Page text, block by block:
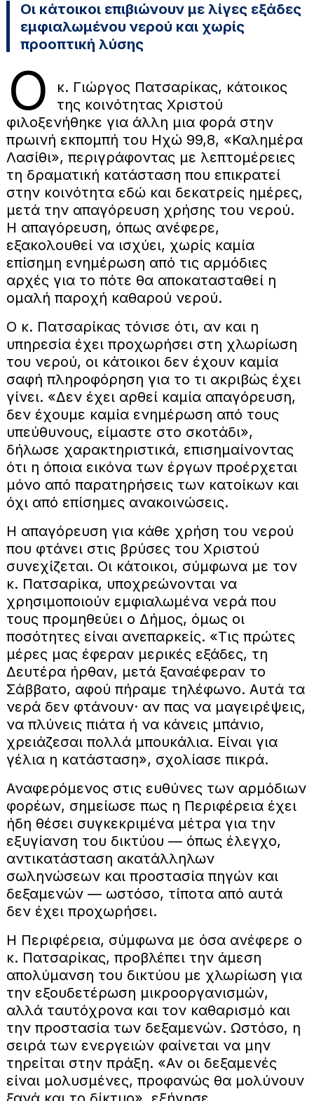
Οι κάτοικοι επιβιώνουν με λίγες εξάδες
εμφιαλωμένου νερού και χωρίς
προοπτική λύσης
Ο
κ. Γιώργος Πατσαρίκας, κάτοικος
της κοινότητας Χριστού
φιλοξενήθηκε για άλλη μια φορά στην
πρωινή εκπομπή του Ηχώ 99,8, «Καλημέρα
Λασίθι», περιγράφοντας με λεπτομέρειες
τη δραματική κατάσταση που επικρατεί
στην κοινότητα εδώ και δεκατρείς ημέρες,
μετά την απαγόρευση χρήσης του νερού.
Η απαγόρευση, όπως ανέφερε,
εξακολουθεί να ισχύει, χωρίς καμία
επίσημη ενημέρωση από τις αρμόδιες
αρχές για το πότε θα αποκατασταθεί η
ομαλή παροχή καθαρού νερού.
Ο κ. Πατσαρίκας τόνισε ότι, αν και η
υπηρεσία έχει προχωρήσει στη χλωρίωση
του νερού, οι κάτοικοι δεν έχουν καμία
σαφή πληροφόρηση για το τι ακριβώς έχει
γίνει. «Δεν έχει αρθεί καμία απαγόρευση,
δεν έχουμε καμία ενημέρωση από τους
υπεύθυνους, είμαστε στο σκοτάδι»,
δήλωσε χαρακτηριστικά, επισημαίνοντας
ότι η όποια εικόνα των έργων προέρχεται
μόνο από παρατηρήσεις των κατοίκων και
όχι από επίσημες ανακοινώσεις.
Η απαγόρευση για κάθε χρήση του νερού
που φτάνει στις βρύσες του Χριστού
συνεχίζεται. Οι κάτοικοι, σύμφωνα με τον
κ. Πατσαρίκα, υποχρεώνονται να
χρησιμοποιούν εμφιαλωμένα νερά που
τους προμηθεύει ο Δήμος, όμως οι
ποσότητες είναι ανεπαρκείς. «Τις πρώτες
μέρες μας έφεραν μερικές εξάδες, τη
Δευτέρα ήρθαν, μετά ξαναέφεραν το
Σάββατο, αφού πήραμε τηλέφωνο. Αυτά τα
νερά δεν φτάνουν· αν πας να μαγειρέψεις,
να πλύνεις πιάτα ή να κάνεις μπάνιο,
χρειάζεσαι πολλά μπουκάλια. Είναι για
γέλια η κατάσταση», σχολίασε πικρά.
Αναφερόμενος στις ευθύνες των αρμόδιων
φορέων, σημείωσε πως η Περιφέρεια έχει
ήδη θέσει συγκεκριμένα μέτρα για την
εξυγίανση του δικτύου — όπως έλεγχο,
αντικατάσταση ακατάλληλων
σωληνώσεων και προστασία πηγών και
δεξαμενών — ωστόσο, τίποτα από αυτά
δεν έχει προχωρήσει.
Η Περιφέρεια, σύμφωνα με όσα ανέφερε ο
κ. Πατσαρίκας, προβλέπει την άμεση
απολύμανση του δικτύου με χλωρίωση για
την εξουδετέρωση μικροοργανισμών,
αλλά ταυτόχρονα και τον καθαρισμό και
την προστασία των δεξαμενών. Ωστόσο, η
σειρά των ενεργειών φαίνεται να μην
τηρείται στην πράξη. «Αν οι δεξαμενές
είναι μολυσμένες, προφανώς θα μολύνουν